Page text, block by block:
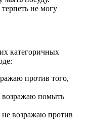
не могу
категоричных
против того,
помыть
возражаю против